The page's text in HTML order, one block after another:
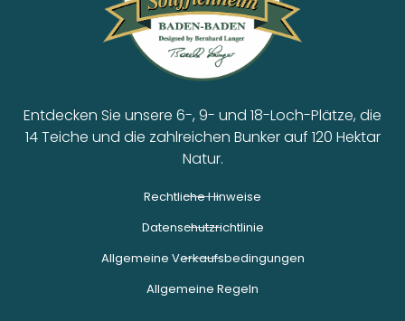
Entdecken Sie unsere 6-, 9- und 18-Loch-Plätze, die
14 Teiche und die zahlreichen Bunker auf 120 Hektar
Natur.
Rechtliche Hinweise
Datenschutzrichtlinie
Allgemeine Verkaufsbedingungen
Allgemeine Regeln